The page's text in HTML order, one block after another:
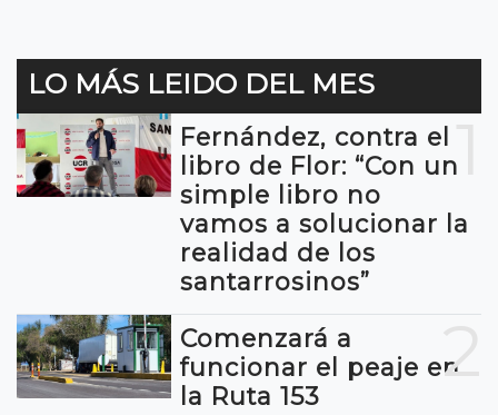
LO MÁS LEIDO DEL MES
1
Fernández, contra el
libro de Flor: “Con un
simple libro no
vamos a solucionar la
realidad de los
santarrosinos”
2
Comenzará a
funcionar el peaje en
la Ruta 153